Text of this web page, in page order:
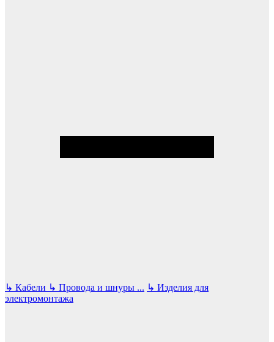
↳ Кабели ↳ Провода и шнуры ... ↳ Изделия для
электромонтажа